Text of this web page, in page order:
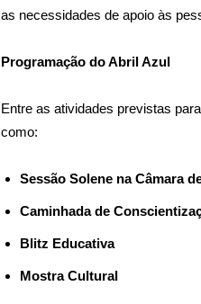
as necessidades de apoio às
Programação do Abril Azul
Entre as atividades previstas
como:
Sessão Solene na Câmara
Caminhada de
Blitz Educativa
Mostra Cultural